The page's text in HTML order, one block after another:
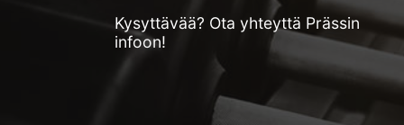
Kysyttävää? Ota yhteyttä Prässin
infoon!